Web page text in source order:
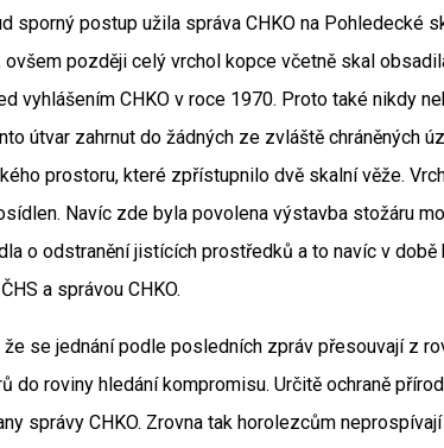
sporný postup užila správa CHKO na Pohledecké
ovšem později celý vrchol kopce včetně skal
vyhlášením CHKO v roce 1970. Proto také nikdy
útvar zahrnut do žádných ze zvláště chráněných
prostoru, které zpřístupnilo dvě skalní věže.
Navíc zde byla povolena výstavba stožáru
o odstranění jistících prostředků a to navíc v
a správou CHKO.
se jednání podle posledních zpráv přesouvají z
do roviny hledání kompromisu. Určitě ochraně
správy CHKO. Zrovna tak horolezcům